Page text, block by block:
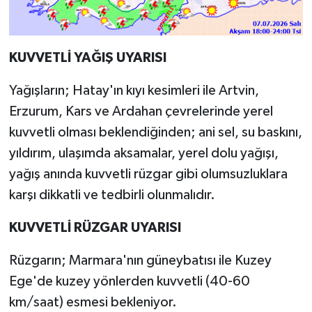
KUVVETLİ YAĞIŞ UYARISI
Yağışların; Hatay'ın kıyı kesimleri ile Artvin,
Erzurum, Kars ve Ardahan çevrelerinde yerel
kuvvetli olması beklendiğinden; ani sel, su baskını,
yıldırım, ulaşımda aksamalar, yerel dolu yağışı,
yağış anında kuvvetli rüzgar gibi olumsuzluklara
karşı dikkatli ve tedbirli olunmalıdır.
KUVVETLİ RÜZGAR UYARISI
Rüzgarın; Marmara'nın güneybatısı ile Kuzey
Ege'de kuzey yönlerden kuvvetli (40-60
km/saat) esmesi bekleniyor.